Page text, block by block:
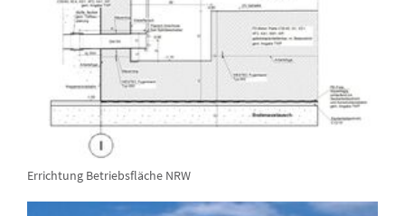
Errichtung Betriebsfläche NRW